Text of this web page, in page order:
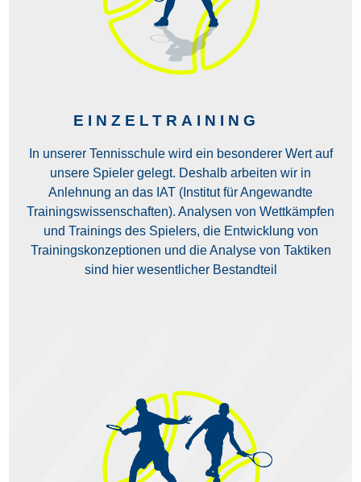
EINZELTRAINING
In unserer Tennisschule wird ein besonderer Wert auf
unsere Spieler gelegt. Deshalb arbeiten wir in
Anlehnung an das IAT (Institut für Angewandte
Trainings­wissenschaften). Analysen von Wettkämpfen
und Trainings des Spielers, die Entwicklung von
Trainingskonzeptionen und die Analyse von Taktiken
sind hier wesentlicher Bestandteil